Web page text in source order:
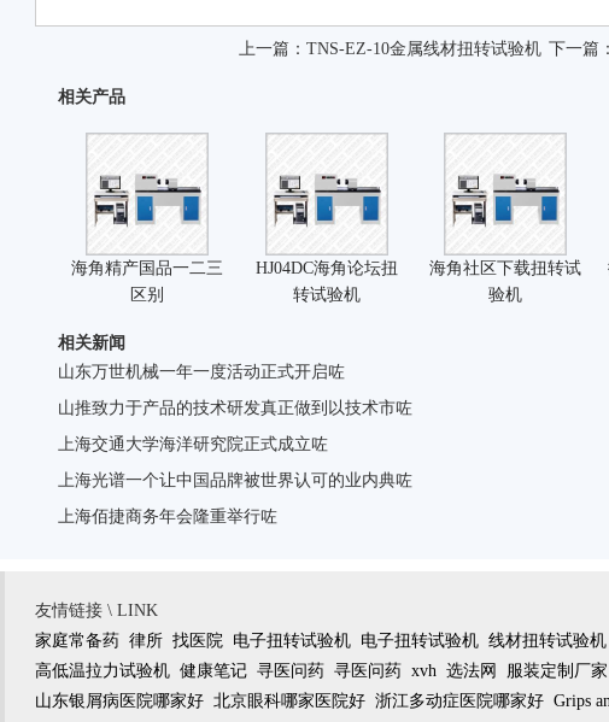
上一篇： TNS-EZ-10金属线材扭转试验机 下一篇：
相关产品
海角精产国品一二三
区别
HJ04DC海角论坛扭
转试验机
海角社区下载扭转试
验机
相关新闻
山东万世机械一年一度活动正式开启咗
山推致力于产品的技术研发真正做到以技术市咗
上海交通大学海洋研究院正式成立咗
上海光谱一个让中国品牌被世界认可的业内典咗
上海佰捷商务年会隆重举行咗
友情链接 \ LINK
家庭常备药 律所 找医院 电子扭转试验机 电子扭转试验机 线材扭转试验机
高低温拉力试验机 健康笔记 寻医问药 寻医问药 xvh 选法网 服装定制厂家
山东银屑病医院哪家好 北京眼科哪家医院好 浙江多动症医院哪家好 Grips